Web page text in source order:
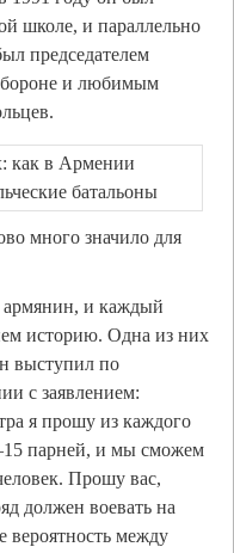
школе, и параллельно
председателем
и любимым
много значило для
армянин, и каждый
историю. Одна из них
выступил по
с заявлением:
я прошу из каждого
парней, и мы сможем
Прошу вас,
должен воевать на
вероятность между